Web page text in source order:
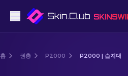
홈 권총 P2000 P2000 | 습지대